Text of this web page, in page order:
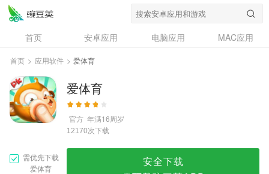
首页 安卓应用 电脑应用
MAC应用
资讯
专题
问答
首页 > 应用软件 > 爱体育
爱体育
官方 年满16周岁
12170次下载
需优先下载
爱体育
安全下载